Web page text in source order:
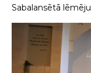
Sabalansētā